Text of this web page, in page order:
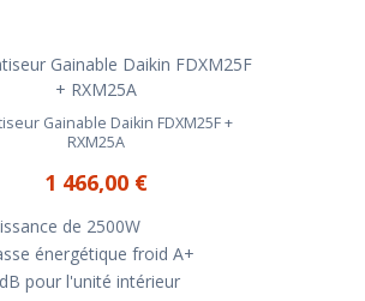
Gainable Daikin FDXM25F +
RXM25A
1 466,00 €
de 2500W
énergétique froid A+
pour l'unité intérieur